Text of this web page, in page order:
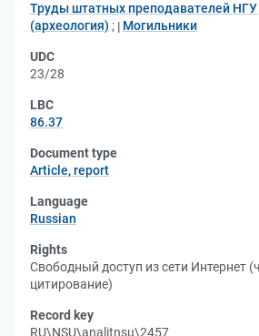
Труды штатных преподавателей НГУ
(археология) ; Могильники
UDC
23/28
LBC
86.37
Document type
Article, report
Language
Russian
Rights
Свободный доступ из сети Интернет
цитирование)
Record key
RU\NSU\analitnsu\2457